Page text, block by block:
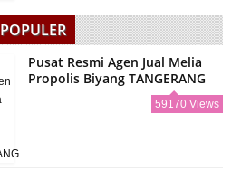
Pusat Resmi Agen Jual Melia
Propolis Biyang TANGERANG
59170 Views